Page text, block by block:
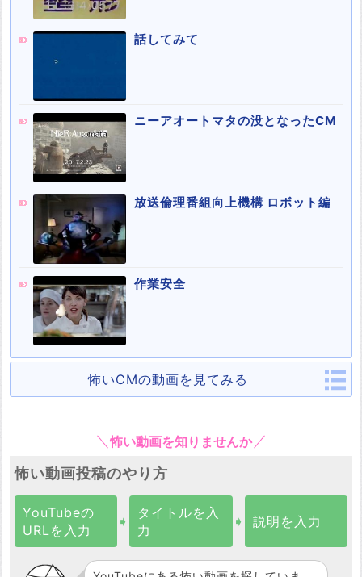
話してみて
ニーアオートマタの没となったCM
放送倫理番組向上機構 ロボット編
作業安全
怖いCMの動画を見てみる
怖い動画を知りませんか
怖い動画投稿のやり方
YouTubeの
URLを入力
➧
タイトルを入
力
➧ 説明を入力